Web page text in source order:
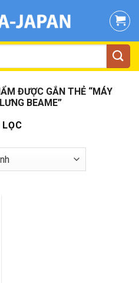
ĐƯỢC GẮN THẺ “MÁY
BEAME”
LỌC